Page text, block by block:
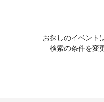
お探しのイベント
検索の条件を変